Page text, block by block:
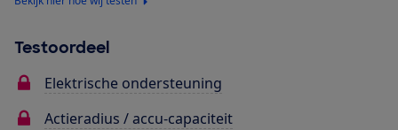
Testoordeel
Elektrische ondersteuning
Actieradius / accu-capaciteit